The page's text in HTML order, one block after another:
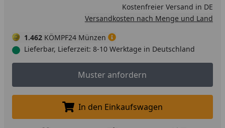
Kostenfreier Versand in DE
Versandkosten nach Menge und Land
1.462 KÖMPF24 Münzen
Lieferbar, Lieferzeit: 8-10 Werktage in Deutschland
Muster anfordern
Muster anfordern
In den Einkaufswagen legen
In den Einkaufswagen